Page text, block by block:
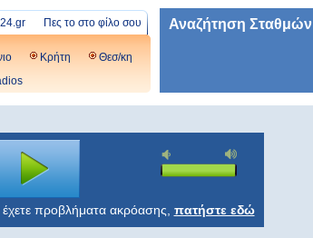
Πες το στο φίλο σου
Κρήτη
Θεσ/κη
Αναζήτηση Σταθμών
προβλήματα ακρόασης, πατήστε εδώ